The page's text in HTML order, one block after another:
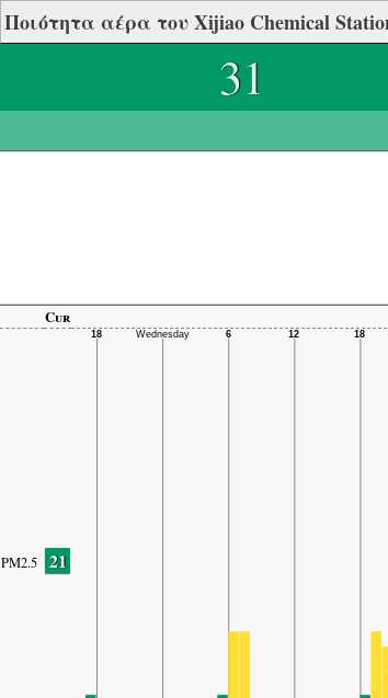
Ποιότητα αέρα του Xijiao Chemical
31
Cur
PM2.5 21